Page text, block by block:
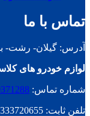
تماس با ما
آدرس: گیلان- رشت-
لوازم خودرو های
شماره تماس:
تلفن ثابت: 01333720655